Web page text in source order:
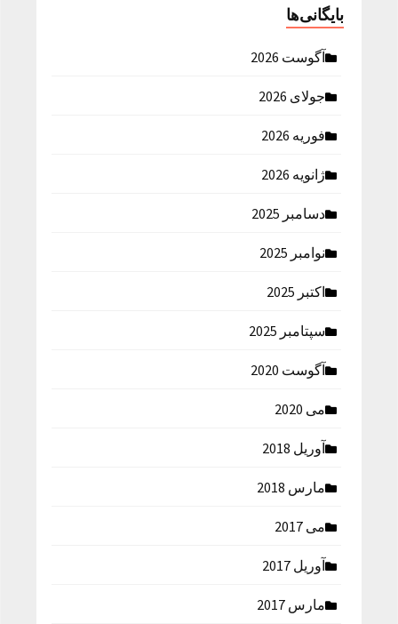
بایگانی‌ها
آگوست 2026
جولای 2026
فوریه 2026
ژانویه 2026
دسامبر 2025
نوامبر 2025
اکتبر 2025
سپتامبر 2025
آگوست 2020
می 2020
آوریل 2018
مارس 2018
می 2017
آوریل 2017
مارس 2017